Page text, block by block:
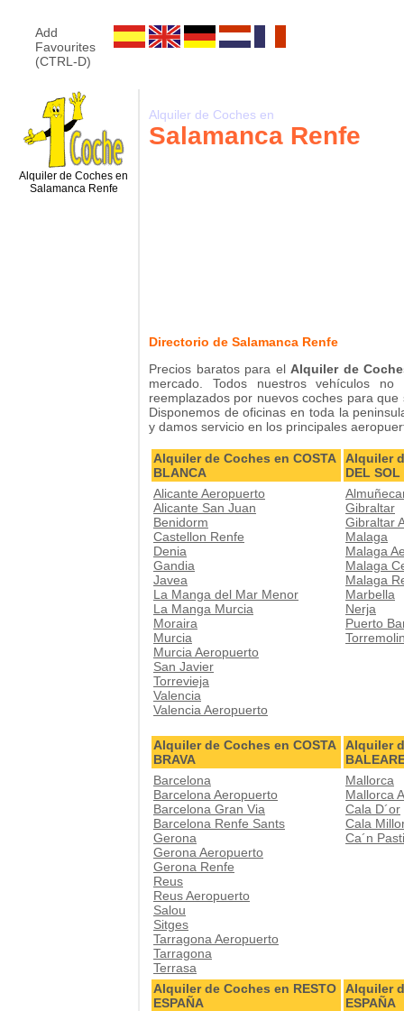
Add
Favourites
(CTRL-D)
Alquiler de Coches en
Salamanca Renfe
Alquiler de Coches en
Salamanca Renfe
Directorio de Salamanca Renfe
Precios baratos para el Alquiler de
mercado. Todos nuestros vehículos
reemplazados por nuevos coches para
Disponemos de oficinas en toda la
y damos servicio en los principales
Alquiler de Coches en COSTA
BLANCA
Alquiler
DEL SOL
Alicante Aeropuerto
Alicante San Juan
Benidorm
Castellon Renfe
Denia
Gandia
Javea
La Manga del Mar Menor
La Manga Murcia
Moraira
Murcia
Murcia Aeropuerto
San Javier
Torrevieja
Valencia
Valencia Aeropuerto
Gibraltar
Gibraltar
Malaga
Malaga
Malaga
Malaga
Marbella
Nerja
Puerto
Alquiler de Coches en COSTA
BRAVA
Alquiler
Barcelona
Barcelona Aeropuerto
Barcelona Gran Via
Barcelona Renfe Sants
Gerona
Gerona Aeropuerto
Gerona Renfe
Reus
Reus Aeropuerto
Salou
Sitges
Tarragona Aeropuerto
Tarragona
Terrasa
Mallorca
Mallorca
Cala D´or
Cala
Ca´n
Alquiler de Coches en RESTO
ESPAÑA
Alquiler
ESPAÑA